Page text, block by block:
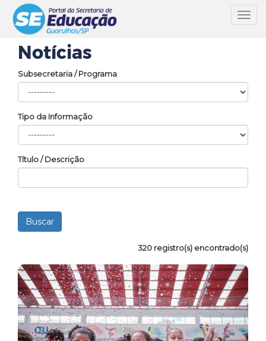
Notícias
Subsecretaria / Programa
Tipo da Informação
Título / Descrição
320 registro(s) encontrado(s)